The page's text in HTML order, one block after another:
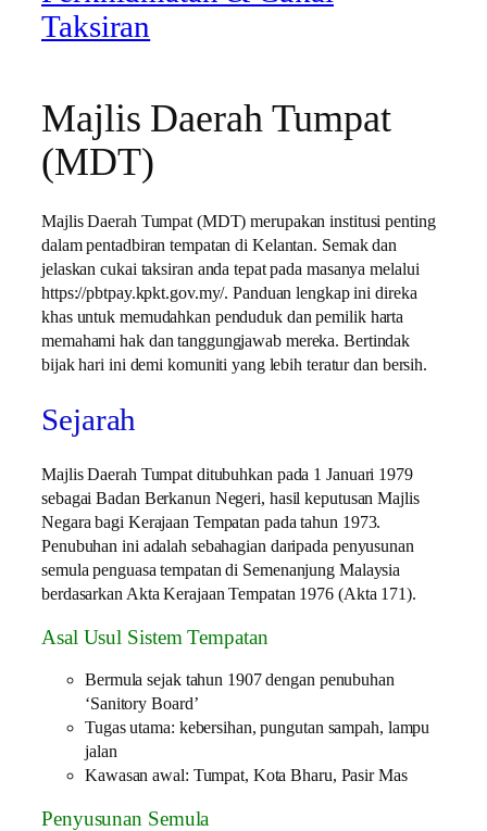
Taksiran
Majlis Daerah Tumpat
(MDT)
Majlis Daerah Tumpat (MDT) merupakan institusi penting
dalam pentadbiran tempatan di Kelantan. Semak dan
jelaskan cukai taksiran anda tepat pada masanya melalui
https://pbtpay.kpkt.gov.my/. Panduan lengkap ini direka
khas untuk memudahkan penduduk dan pemilik harta
memahami hak dan tanggungjawab mereka. Bertindak
bijak hari ini demi komuniti yang lebih teratur dan bersih.
Sejarah
Majlis Daerah Tumpat ditubuhkan pada 1 Januari 1979
sebagai Badan Berkanun Negeri, hasil keputusan Majlis
Negara bagi Kerajaan Tempatan pada tahun 1973.
Penubuhan ini adalah sebahagian daripada penyusunan
semula penguasa tempatan di Semenanjung Malaysia
berdasarkan Akta Kerajaan Tempatan 1976 (Akta 171).
Asal Usul Sistem Tempatan
Bermula sejak tahun 1907 dengan penubuhan
‘Sanitory Board’
Tugas utama: kebersihan, pungutan sampah, lampu
jalan
Kawasan awal: Tumpat, Kota Bharu, Pasir Mas
Penyusunan Semula